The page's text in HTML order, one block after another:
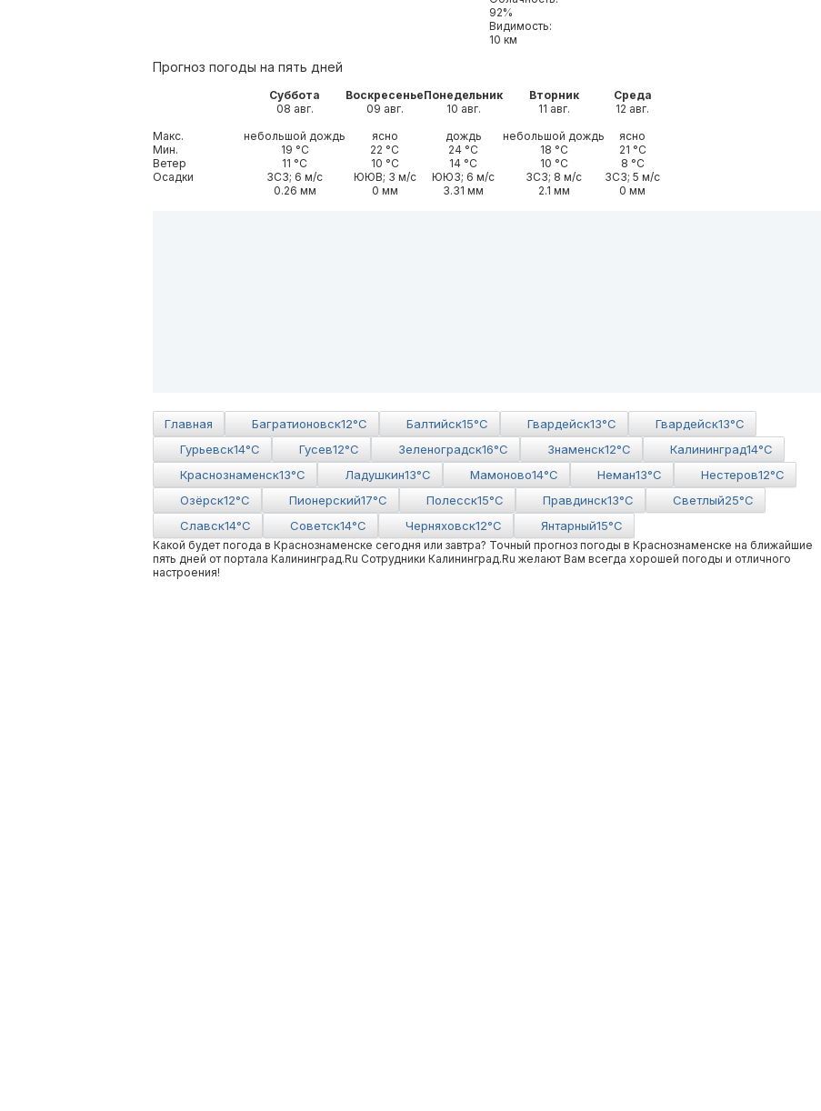
92%
Видимость:
10 км
Прогноз погоды на пять дней
Макс.
Мин.
Ветер
Осадки
Суббота
08 авг.
небольшой дождь
19 °С
11 °С
ЗСЗ; 6 м/с
0.26 мм
Воскресенье
09 авг.
ясно
22 °С
10 °С
ЮЮВ; 3 м/с
0 мм
Понедельник
10 авг.
дождь
24 °С
14 °С
ЮЮЗ; 6 м/с
3.31 мм
Вторник
11 авг.
небольшой дождь
18 °С
10 °С
ЗСЗ; 8 м/с
2.1 мм
Среда
12 авг.
ясно
21 °С
8 °С
ЗСЗ; 5 м/с
0 мм
Главная Багратионовск12°C Балтийск15°C Гвардейск13°C Гвардейск13°C
Гурьевск14°C Гусев12°C Зеленоградск16°C Знаменск12°C Калининград14°C
Краснознаменск13°C Ладушкин13°C Мамоново14°C Неман13°C Нестеров12°C
Озёрск12°C Пионерский17°C Полесcк15°C Правдинск13°C Светлый25°C
Славск14°C Советск14°C Черняховск12°C Янтарный15°C
Какой будет погода в Краснознаменске сегодня или завтра? Точный прогноз погоды в Краснознаменске на ближайшие
пять дней от портала Калининград.Ru Сотрудники Калининград.Ru желают Вам всегда хорошей погоды и отличного
настроения!